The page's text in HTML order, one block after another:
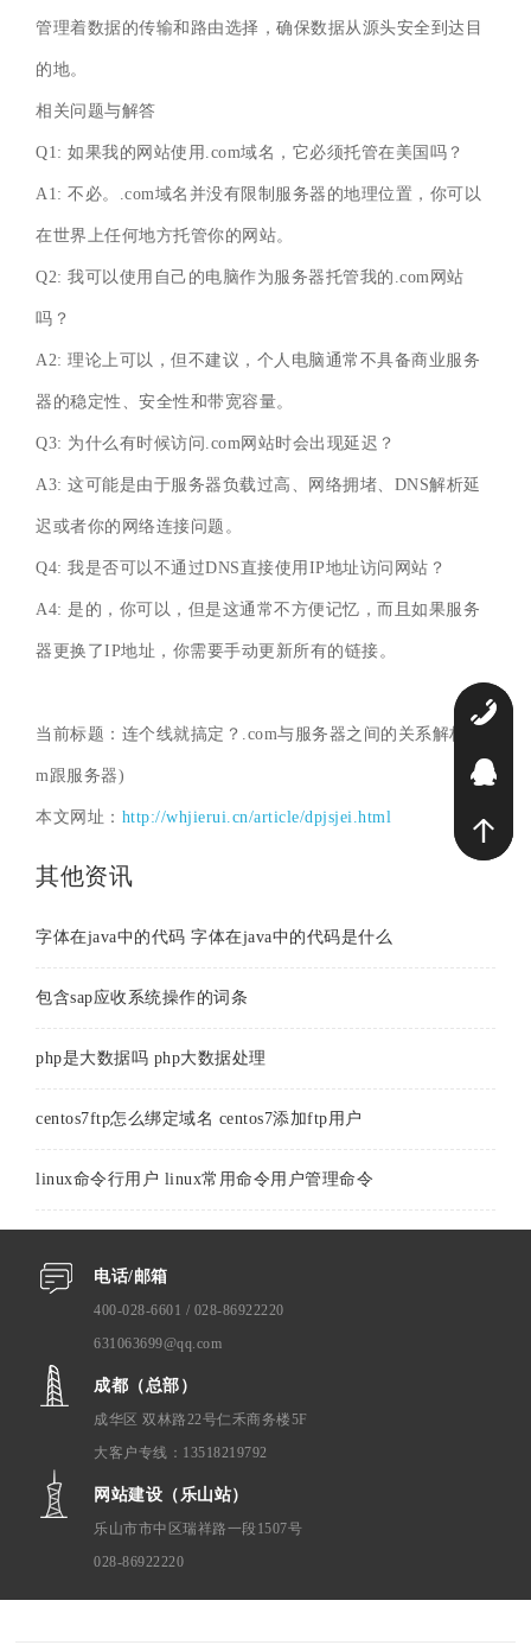
管理着数据的传输和路由选择，确保数据从源头安全到达目
的地。
相关问题与解答
Q1: 如果我的网站使用.com域名，它必须托管在美国吗？
A1: 不必。.com域名并没有限制服务器的地理位置，你可以
在世界上任何地方托管你的网站。
Q2: 我可以使用自己的电脑作为服务器托管我的.com网站
吗？
A2: 理论上可以，但不建议，个人电脑通常不具备商业服务
器的稳定性、安全性和带宽容量。
Q3: 为什么有时候访问.com网站时会出现延迟？
A3: 这可能是由于服务器负载过高、网络拥堵、DNS解析延
迟或者你的网络连接问题。
Q4: 我是否可以不通过DNS直接使用IP地址访问网站？
A4: 是的，你可以，但是这通常不方便记忆，而且如果服务
器更换了IP地址，你需要手动更新所有的链接。
当前标题：连个线就搞定？.com与服务器之间的关系解析(.co
m跟服务器)
本文网址： http://whjierui.cn/article/dpjsjei.html
其他资讯
字体在java中的代码 字体在java中的代码是什么
包含sap应收系统操作的词条
php是大数据吗 php大数据处理
centos7ftp怎么绑定域名 centos7添加ftp用户
linux命令行用户 linux常用命令用户管理命令
电话/邮箱
400-028-6601 / 028-86922220
631063699@qq.com
成都（总部）
成华区 双林路22号仁禾商务楼5F
大客户专线：13518219792
网站建设（乐山站）
乐山市市中区瑞祥路一段1507号
028-86922220